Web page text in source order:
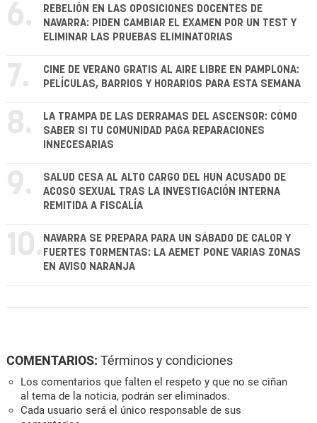
6.
REBELIÓN EN LAS OPOSICIONES DOCENTES DE
NAVARRA: PIDEN CAMBIAR EL EXAMEN POR UN TEST Y
ELIMINAR LAS PRUEBAS ELIMINATORIAS
7.
CINE DE VERANO GRATIS AL AIRE LIBRE EN PAMPLONA:
PELÍCULAS, BARRIOS Y HORARIOS PARA ESTA SEMANA
8.
LA TRAMPA DE LAS DERRAMAS DEL ASCENSOR: CÓMO
SABER SI TU COMUNIDAD PAGA REPARACIONES
INNECESARIAS
9.
SALUD CESA AL ALTO CARGO DEL HUN ACUSADO DE
ACOSO SEXUAL TRAS LA INVESTIGACIÓN INTERNA
REMITIDA A FISCALÍA
10. NAVARRA SE PREPARA PARA UN SÁBADO DE CALOR Y
FUERTES TORMENTAS: LA AEMET PONE VARIAS ZONAS
EN AVISO NARANJA
COMENTARIOS: Términos y condiciones
Los comentarios que falten el respeto y que no se ciñan
al tema de la noticia, podrán ser eliminados.
Cada usuario será el único responsable de sus